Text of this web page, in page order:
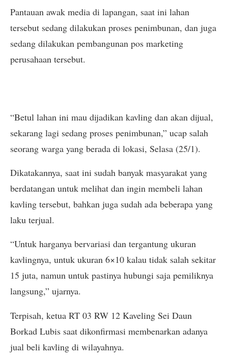
Pantauan awak media di lapangan, saat ini lahan
tersebut sedang dilakukan proses penimbunan, dan juga
sedang dilakukan pembangunan pos marketing
perusahaan tersebut.
“Betul lahan ini mau dijadikan kavling dan akan dijual,
sekarang lagi sedang proses penimbunan,” ucap salah
seorang warga yang berada di lokasi, Selasa (25/1).
Dikatakannya, saat ini sudah banyak masyarakat yang
berdatangan untuk melihat dan ingin membeli lahan
kavling tersebut, bahkan juga sudah ada beberapa yang
laku terjual.
“Untuk harganya bervariasi dan tergantung ukuran
kavlingnya, untuk ukuran 6×10 kalau tidak salah sekitar
15 juta, namun untuk pastinya hubungi saja pemiliknya
langsung,” ujarnya.
Terpisah, ketua RT 03 RW 12 Kaveling Sei Daun
Borkad Lubis saat dikonfirmasi membenarkan adanya
jual beli kavling di wilayahnya.